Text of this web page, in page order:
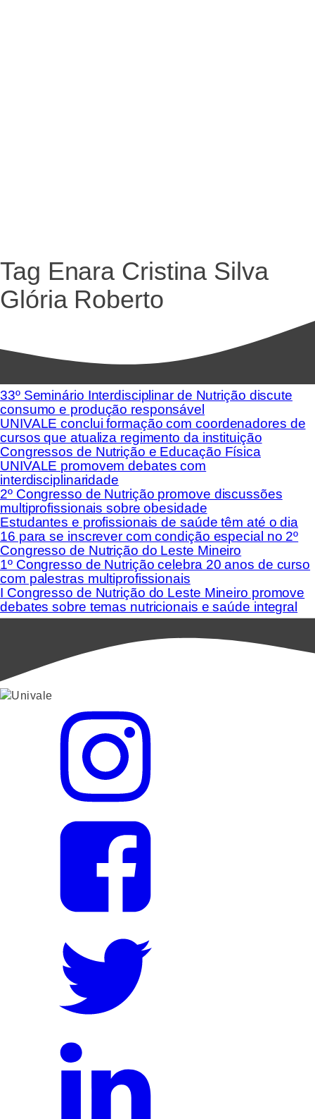
Tag Enara Cristina Silva
Glória Roberto
33º Seminário Interdisciplinar de Nutrição discute
consumo e produção responsável
UNIVALE conclui formação com coordenadores de
cursos que atualiza regimento da instituição
Congressos de Nutrição e Educação Física
UNIVALE promovem debates com
interdisciplinaridade
2º Congresso de Nutrição promove discussões
multiprofissionais sobre obesidade
Estudantes e profissionais de saúde têm até o dia
16 para se inscrever com condição especial no 2º
Congresso de Nutrição do Leste Mineiro
1º Congresso de Nutrição celebra 20 anos de curso
com palestras multiprofissionais
I Congresso de Nutrição do Leste Mineiro promove
debates sobre temas nutricionais e saúde integral